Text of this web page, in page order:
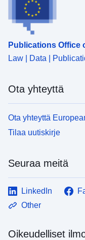
Publications Office
Law | Data |
Ota yhteyttä
Ota yhteyttä
Tilaa uutiskirje
Seuraa meitä
LinkedIn
Other
Oikeudelliset